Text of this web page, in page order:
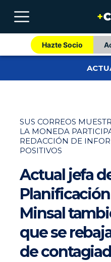
Hazte Socio
SUS CORREOS
LA MONEDA
REDACCIÓN DE
POSITIVOS
Actual jefa
Minsal
que se
de